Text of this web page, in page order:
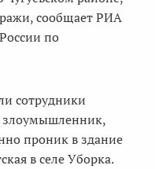
сообщает РИА
по
сотрудники
злоумышленник,
проник в здание
в селе Уборка.